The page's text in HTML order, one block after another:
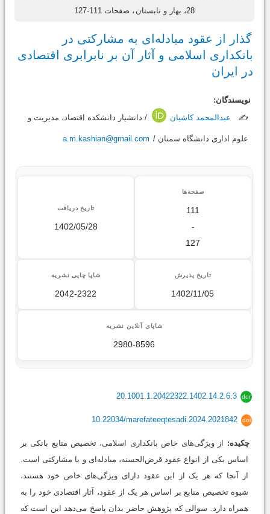
28، بهار و تابستان
، صفحات 111-127
گذار از عقود مبادله‌ای به مشارکتی در
بانکداری اسلامی و آثار آن بر نابرابری‌ اقتصادی
در ایران
نویسندگان:
✍️
عبدالمحمد کاشیان / دانشیار دانشکده اقتصاد، مدیریت و
علوم اداری دانشگاه سمنان / a.m.kashian@gmail.com
صفحه‌ها
111
-
127
تاریخ دریافت
1402/05/28
تاریخ پذیرش
1402/11/05
شاپا چاپی نشریه
2042-2322
شاپای آنلاین نشریه
2980-8596
dor
20.1001.1.20422322.1402.14.2.6.3
doi
10.22034/marefateeqtesadi.2024.2021842
چکیده:
از ویژگی‌های خاص بانکداری اسلامی، تخصیص منابع بانکی بر
اساس یکی از انواع عقود قرض‌الحسنه، مبادله‌ای و یا مشارکتی است.
از آنجا که هر یک از این عقود دارای ویژگی‌های خاص خود هستند،
شیوه تخصیص منابع بر اساس هر یک از عقود، آثار اقتصادی خود را به
همراه دارد. سوالی که پژوهش حاضر بدان پاسخ می‌دهد این است که